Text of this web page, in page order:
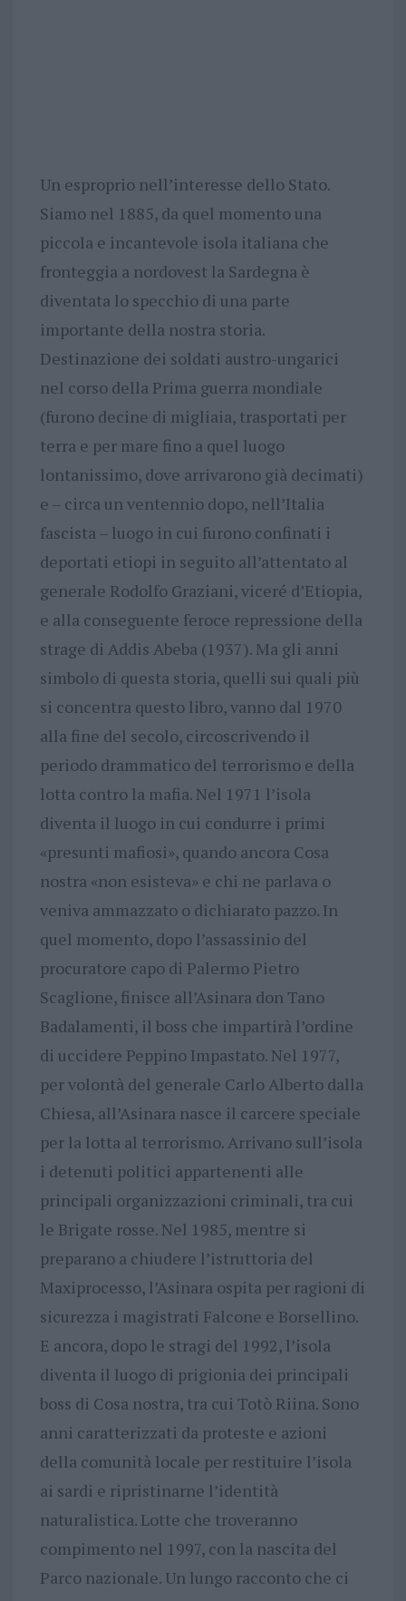
Un esproprio nell’interesse dello Stato.
Siamo nel 1885, da quel momento una
piccola e incantevole isola italiana che
fronteggia a nordovest la Sardegna è
diventata lo specchio di una parte
importante della nostra storia.
Destinazione dei soldati austro-ungarici
nel corso della Prima guerra mondiale
(furono decine di migliaia, trasportati per
terra e per mare fino a quel luogo
lontanissimo, dove arrivarono già decimati)
e – circa un ventennio dopo, nell’Italia
fascista – luogo in cui furono confinati i
deportati etiopi in seguito all’attentato al
generale Rodolfo Graziani, viceré d’Etiopia,
e alla conseguente feroce repressione della
strage di Addis Abeba (1937). Ma gli anni
simbolo di questa storia, quelli sui quali più
si concentra questo libro, vanno dal 1970
alla fine del secolo, circoscrivendo il
periodo drammatico del terrorismo e della
lotta contro la mafia. Nel 1971 l’isola
diventa il luogo in cui condurre i primi
«presunti mafiosi», quando ancora Cosa
nostra «non esisteva» e chi ne parlava o
veniva ammazzato o dichiarato pazzo. In
quel momento, dopo l’assassinio del
procuratore capo di Palermo Pietro
Scaglione, finisce all’Asinara don Tano
Badalamenti, il boss che impartirà l’ordine
di uccidere Peppino Impastato. Nel 1977,
per volontà del generale Carlo Alberto dalla
Chiesa, all’Asinara nasce il carcere speciale
per la lotta al terrorismo. Arrivano sull’isola
i detenuti politici appartenenti alle
principali organizzazioni criminali, tra cui
le Brigate rosse. Nel 1985, mentre si
preparano a chiudere l’istruttoria del
Maxiprocesso, l’Asinara ospita per ragioni di
sicurezza i magistrati Falcone e Borsellino.
E ancora, dopo le stragi del 1992, l’isola
diventa il luogo di prigionia dei principali
boss di Cosa nostra, tra cui Totò Riina. Sono
anni caratterizzati da proteste e azioni
della comunità locale per restituire l’isola
ai sardi e ripristinarne l’identità
naturalistica. Lotte che troveranno
compimento nel 1997, con la nascita del
Parco nazionale. Un lungo racconto che ci